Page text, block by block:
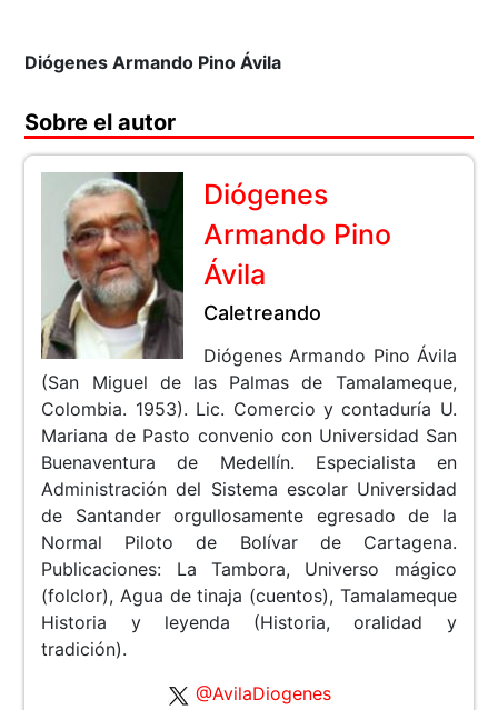
Diógenes Armando Pino Ávila
Sobre el autor
Diógenes
Armando Pino
Ávila
Caletreando
Diógenes Armando Pino Ávila
(San Miguel de las Palmas de Tamalameque,
Colombia. 1953). Lic. Comercio y contaduría U.
Mariana de Pasto convenio con Universidad San
Buenaventura de Medellín. Especialista en
Administración del Sistema escolar Universidad
de Santander orgullosamente egresado de la
Normal Piloto de Bolívar de Cartagena.
Publicaciones: La Tambora, Universo mágico
(folclor), Agua de tinaja (cuentos), Tamalameque
Historia y leyenda (Historia, oralidad y
tradición).
@AvilaDiogenes